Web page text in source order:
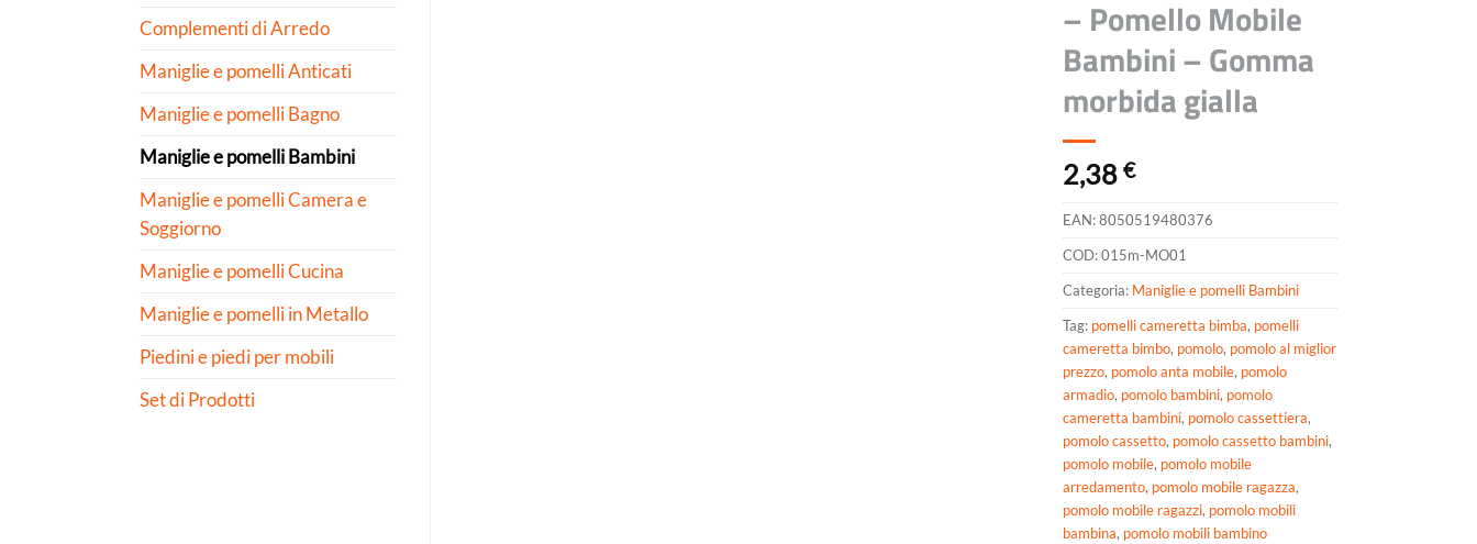
– Pomello Mobile
Bambini – Gomma
morbida gialla
2,38 €
EAN:8050519480376
COD:015m-MO01
Categoria: Maniglie e pomelli Bambini
Tag: pomelli cameretta bimba, pomelli
cameretta bimbo, pomolo, pomolo al miglior
prezzo, pomolo anta mobile, pomolo
armadio, pomolo bambini, pomolo
cameretta bambini, pomolo cassettiera,
pomolo cassetto, pomolo cassetto bambini,
pomolo mobile, pomolo mobile
arredamento, pomolo mobile ragazza,
pomolo mobile ragazzi, pomolo mobili
bambina, pomolo mobili bambino
Complementi di Arredo
Maniglie e pomelli Anticati
Maniglie e pomelli Bagno
Maniglie e pomelli Bambini
Maniglie e pomelli Camera e
Soggiorno
Maniglie e pomelli Cucina
Maniglie e pomelli in Metallo
Piedini e piedi per mobili
Set di Prodotti